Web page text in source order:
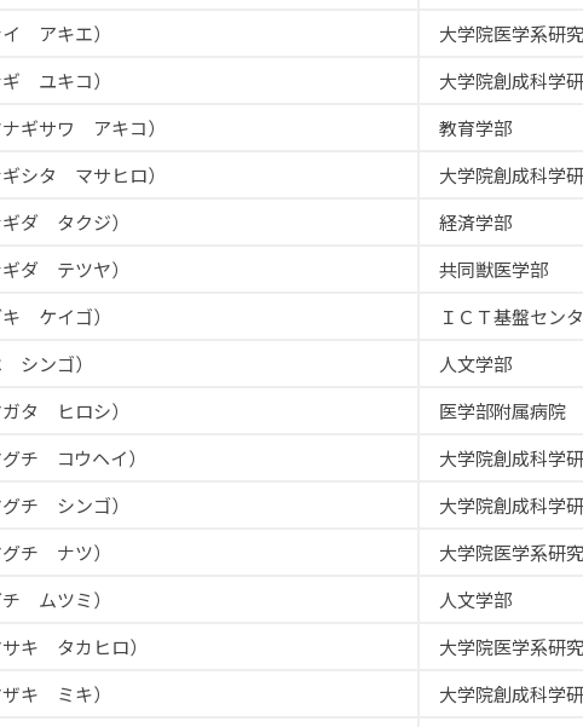
アキエ）
大学院医学系研
ユキコ）
大学院創成科学
ギサワ アキコ）
教育学部
シタ マサヒロ）
大学院創成科学
ダ タクジ）
経済学部
ダ テツヤ）
共同獣医学部
ケイゴ）
ＩＣＴ基盤セン
ンゴ）
人文学部
タ ヒロシ）
医学部附属病院
チ コウヘイ）
大学院創成科学
チ シンゴ）
大学院創成科学
チ ナツ）
大学院医学系研
ムツミ）
人文学部
キ タカヒロ）
大学院医学系研
キ ミキ）
大学院創成科学